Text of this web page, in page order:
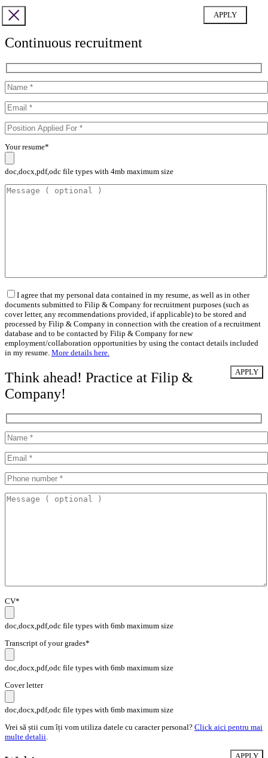
Continuous recruitment
Your resume*
doc,docx,pdf,odc file types with 4mb maximum size
I agree that my personal data contained in my resume, as well as in other
documents submitted to Filip & Company for recruitment purposes (such as
cover letter, any recommendations provided, if applicable) to be stored and
processed by Filip & Company in connection with the creation of a recruitment
database and to be contacted by Filip & Company for new
employment/collaboration opportunities by using the contact details included
in my resume. More details here.
Think ahead! Practice at Filip &
Company!
CV*
doc,docx,pdf,odc file types with 6mb maximum size
Transcript of your grades*
doc,docx,pdf,odc file types with 6mb maximum size
Cover letter
doc,docx,pdf,odc file types with 6mb maximum size
Vrei să știi cum îți vom utiliza datele cu caracter personal? Click aici pentru mai
multe detalii.